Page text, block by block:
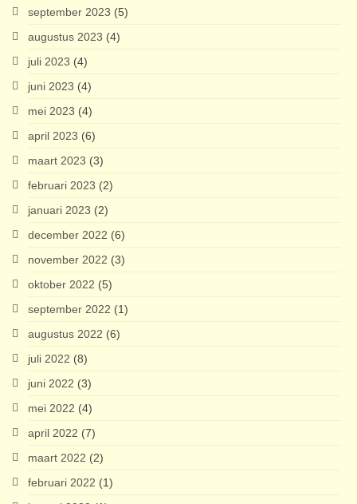
september 2023 (5)
augustus 2023 (4)
juli 2023 (4)
juni 2023 (4)
mei 2023 (4)
april 2023 (6)
maart 2023 (3)
februari 2023 (2)
januari 2023 (2)
december 2022 (6)
november 2022 (3)
oktober 2022 (5)
september 2022 (1)
augustus 2022 (6)
juli 2022 (8)
juni 2022 (3)
mei 2022 (4)
april 2022 (7)
maart 2022 (2)
februari 2022 (1)